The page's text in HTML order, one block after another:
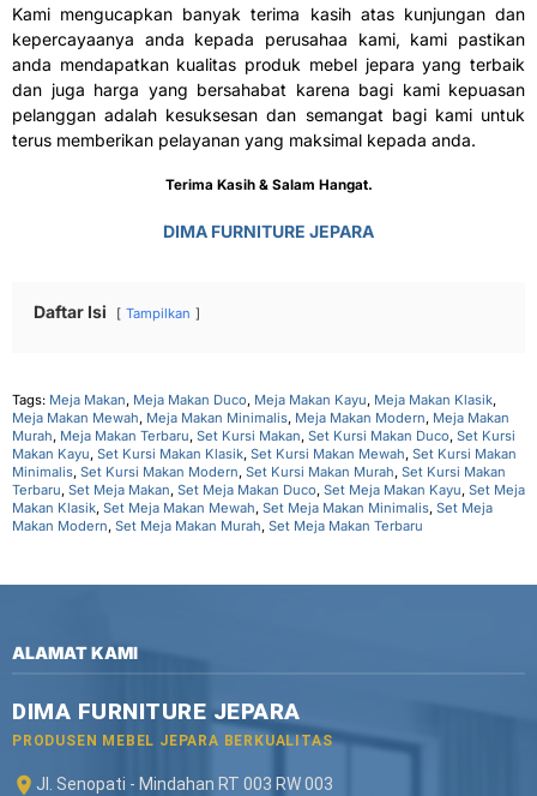
Kami mengucapkan banyak terima kasih atas kunjungan dan
kepercayaanya anda kepada perusahaa kami, kami pastikan
anda mendapatkan kualitas produk mebel jepara yang terbaik
dan juga harga yang bersahabat karena bagi kami kepuasan
pelanggan adalah kesuksesan dan semangat bagi kami untuk
terus memberikan pelayanan yang maksimal kepada anda.
Terima Kasih & Salam Hangat.
DIMA FURNITURE JEPARA
Daftar Isi Tampilkan
Tags: Meja Makan, Meja Makan Duco, Meja Makan Kayu, Meja Makan Klasik,
Meja Makan Mewah, Meja Makan Minimalis, Meja Makan Modern, Meja Makan
Murah, Meja Makan Terbaru, Set Kursi Makan, Set Kursi Makan Duco, Set Kursi
Makan Kayu, Set Kursi Makan Klasik, Set Kursi Makan Mewah, Set Kursi Makan
Minimalis, Set Kursi Makan Modern, Set Kursi Makan Murah, Set Kursi Makan
Terbaru, Set Meja Makan, Set Meja Makan Duco, Set Meja Makan Kayu, Set Meja
Makan Klasik, Set Meja Makan Mewah, Set Meja Makan Minimalis, Set Meja
Makan Modern, Set Meja Makan Murah, Set Meja Makan Terbaru
ALAMAT KAMI
DIMA FURNITURE JEPARA
PRODUSEN MEBEL JEPARA BERKUALITAS
Jl. Senopati - Mindahan RT 003 RW 003